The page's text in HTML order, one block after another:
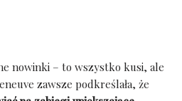
nowinki – to wszystko kusi, ale
zawsze podkreślała, że